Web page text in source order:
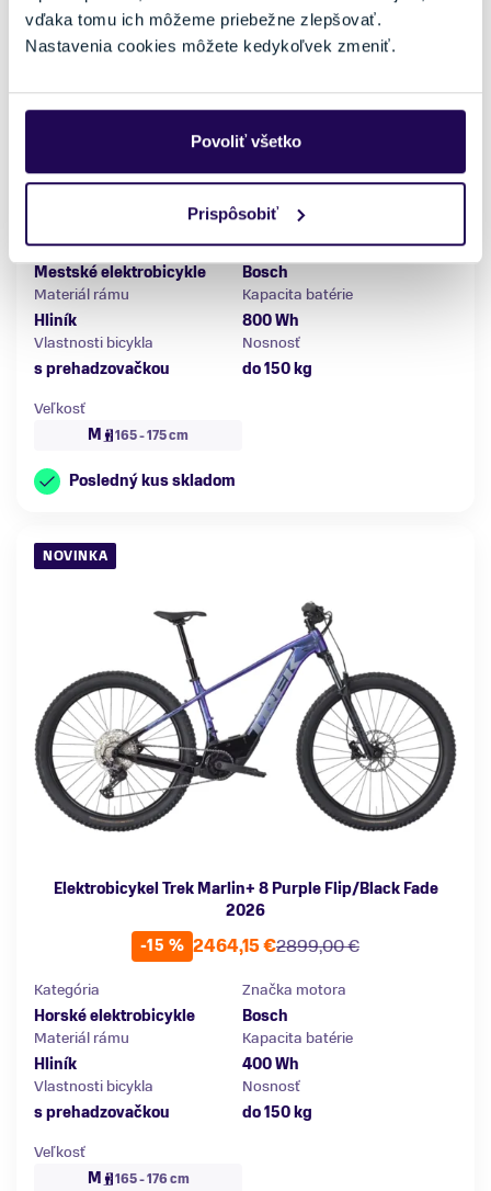
vďaka tomu ich môžeme priebežne zlepšovať.
Nastavenia cookies môžete kedykoľvek zmeniť.
Povoliť všetko
Prispôsobiť
Elektrobicykel Trek Charter+ 4 800Wh Lowstep Lunar
4129,00 €
3899,00 €
Kategória
Mestské elektrobicykle
Značka motora
Bosch
Materiál rámu
Hliník
Kapacita batérie
800 Wh
Vlastnosti bicykla
s prehadzovačkou
Nosnosť
do 150 kg
Veľkosť
M
165 - 175 cm
Posledný kus skladom
NOVINKA
Elektrobicykel Trek Marlin+ 8 Purple Flip/Black Fade
2026
-15 %
2899,00 €
2464,15 €
Kategória
Horské elektrobicykle
Značka motora
Bosch
Materiál rámu
Hliník
Kapacita batérie
400 Wh
Vlastnosti bicykla
s prehadzovačkou
Nosnosť
do 150 kg
Veľkosť
M
165 - 176 cm